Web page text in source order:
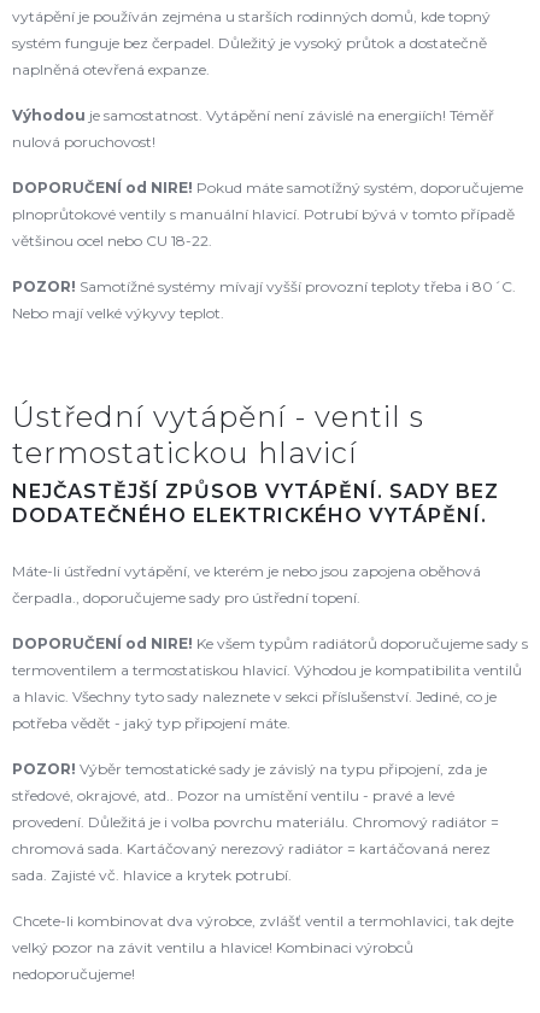
vytápění je používán zejména u starších rodinných domů, kde topný
systém funguje bez čerpadel. Důležitý je vysoký průtok a dostatečně
naplněná otevřená expanze.
Výhodou je samostatnost. Vytápění není závislé na energiích! Téměř
nulová poruchovost!
DOPORUČENÍ od NIRE! Pokud máte samotížný systém, doporučujeme
plnoprůtokové ventily s manuální hlavicí. Potrubí bývá v tomto případě
většinou ocel nebo CU 18-22.
POZOR! Samotížné systémy mívají vyšší provozní teploty třeba i 80´C.
Nebo mají velké výkyvy teplot.
Ústřední vytápění - ventil s
termostatickou hlavicí
NEJČASTĚJŠÍ ZPŮSOB VYTÁPĚNÍ. SADY BEZ
DODATEČNÉHO ELEKTRICKÉHO VYTÁPĚNÍ.
Máte-li ústřední vytápění, ve kterém je nebo jsou zapojena oběhová
čerpadla., doporučujeme sady pro ústřední topení.
DOPORUČENÍ od NIRE! Ke všem typům radiátorů doporučujeme sady s
termoventilem a termostatiskou hlavicí. Výhodou je kompatibilita ventilů
a hlavic. Všechny tyto sady naleznete v sekci příslušenství. Jediné, co je
potřeba vědět - jaký typ připojení máte.
POZOR! Výběr temostatické sady je závislý na typu připojení, zda je
středové, okrajové, atd.. Pozor na umístění ventilu - pravé a levé
provedení. Důležitá je i volba povrchu materiálu. Chromový radiátor =
chromová sada. Kartáčovaný nerezový radiátor = kartáčovaná nerez
sada. Zajisté vč. hlavice a krytek potrubí.
Chcete-li kombinovat dva výrobce, zvlášť ventil a termohlavici, tak dejte
velký pozor na závit ventilu a hlavice! Kombinaci výrobců
nedoporučujeme!